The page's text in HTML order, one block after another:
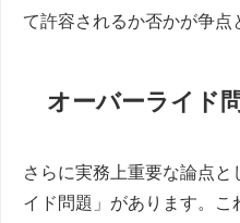
て許容されるか否かが争点
オーバーライド
さらに実務上重要な論点
イド問題」があります。